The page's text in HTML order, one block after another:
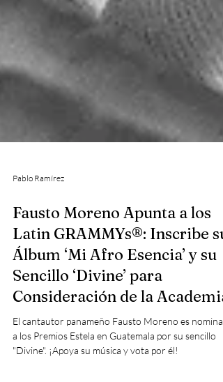
Pablo Ramírez
Fausto Moreno Apunta a los
Latin GRAMMYs®: Inscribe su
Álbum ‘Mi Afro Esencia’ y su
Sencillo ‘Divine’ para
Consideración de la Academia.
El cantautor panameño Fausto Moreno es